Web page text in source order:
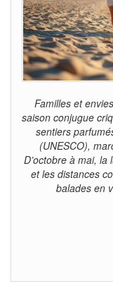
Familles et
saison conjugue
sentiers
(UNESCO),
D’octobre à mai,
et les distances
balades en